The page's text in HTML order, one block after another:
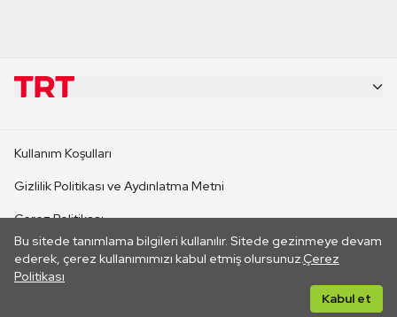
Bu sitede tanımlama bilgileri kullanılır. Sitede gezinmeye devam
ederek, çerez kullanımımızı kabul etmiş olursunuz.Çerez
Politikası
Kabul et
CANLI YAYINLAR
Kullanım Koşulları
Gizlilik Politikası ve Aydınlatma Metni
Çerez Politikası
İletişim
Her hakkı saklıdır. ©2026 TRT. Bağlantı yoluyla gidilen dış